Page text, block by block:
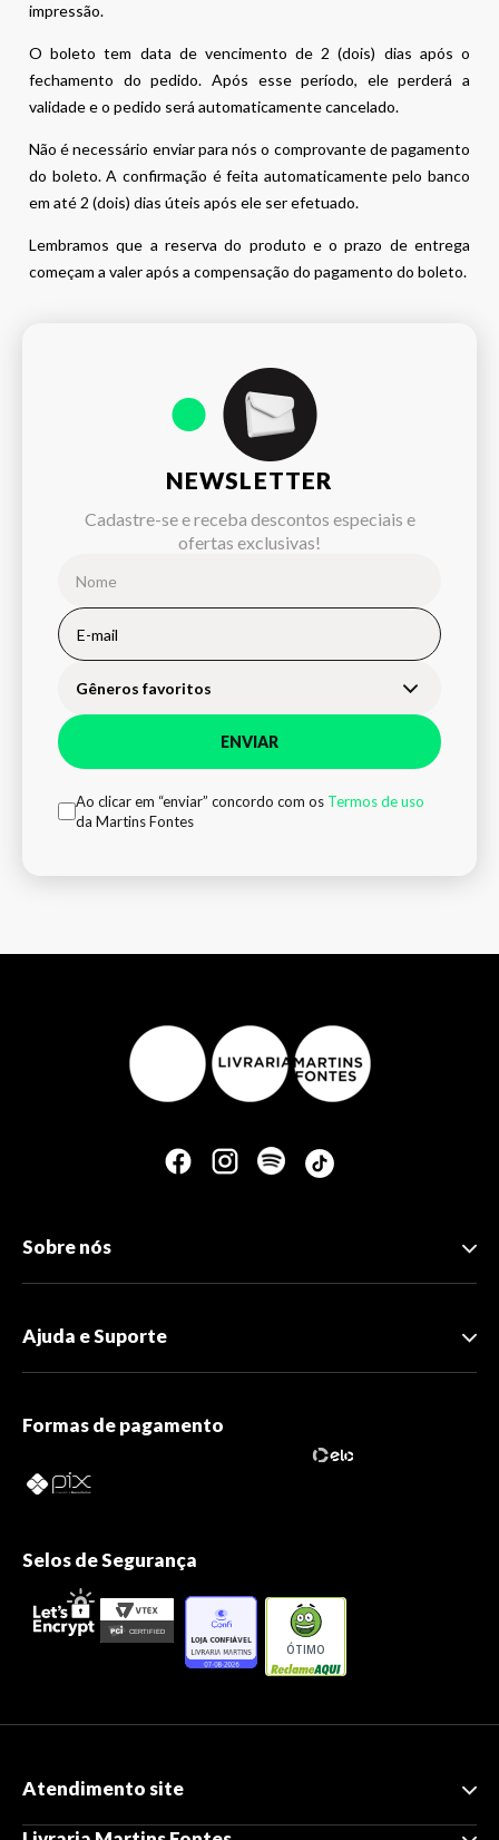
impressão.
O boleto tem data de vencimento de 2 (dois) dias após o
fechamento do pedido. Após esse período, ele perderá a
validade e o pedido será automaticamente cancelado.
Não é necessário enviar para nós o comprovante de pagamento
do boleto. A confirmação é feita automaticamente pelo banco
em até 2 (dois) dias úteis após ele ser efetuado.
Lembramos que a reserva do produto e o prazo de entrega
começam a valer após a compensação do pagamento do boleto.
NEWSLETTER
Cadastre-se e receba descontos especiais e
ofertas exclusivas!
Gêneros favoritos
ENVIAR
Ao clicar em “enviar” concordo com os Termos de uso
da Martins Fontes
Sobre nós
Ajuda e Suporte
Formas de pagamento
Selos de Segurança
ÓTIMO
Atendimento site